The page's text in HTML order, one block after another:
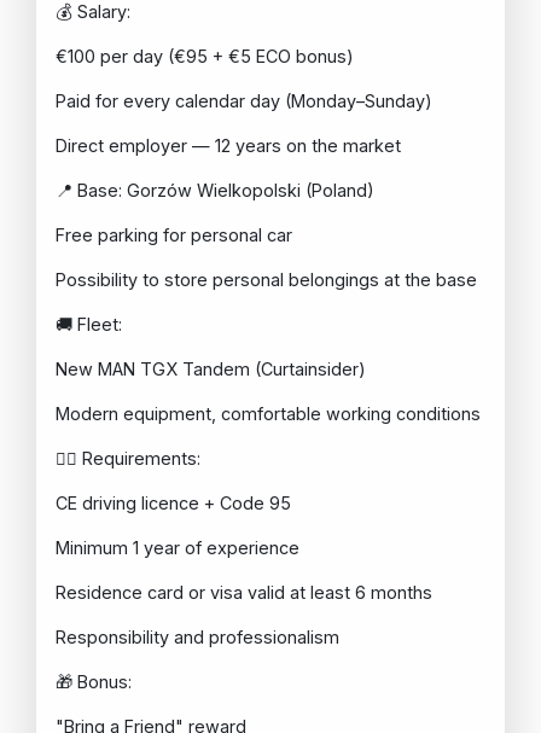
💰 Salary:
€100 per day (€95 + €5 ECO bonus)
Paid for every calendar day (Monday–Sunday)
Direct employer — 12 years on the market
📍 Base: Gorzów Wielkopolski (Poland)
Free parking for personal car
Possibility to store personal belongings at the base
🚚 Fleet:
New MAN TGX Tandem (Curtainsider)
Modern equipment, comfortable working conditions
👷‍♂️ Requirements:
CE driving licence + Code 95
Minimum 1 year of experience
Residence card or visa valid at least 6 months
Responsibility and professionalism
🎁 Bonus:
"Bring a Friend" reward